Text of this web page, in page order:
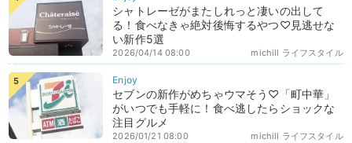
シャトレーゼがまたしれっと凄いの出して
る！食べなきゃ絶対後悔するやつ♡見逃せな
い新作5選
michill ライフスタイル
2026/04/14 08:00
セブンの新作がめちゃウマそう♡「町中華」
がいつでも手軽に！食べ逃したらショックな
注目グルメ
michill ライフスタイル
2026/01/21 08:00